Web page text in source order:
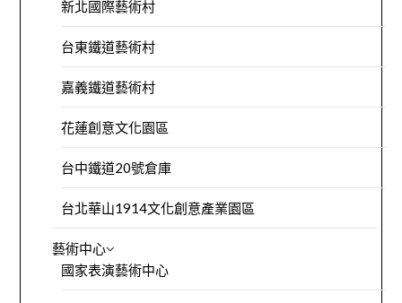
新北國際藝術村
台東鐵道藝術村
嘉義鐵道藝術村
花蓮創意文化園區
台中鐵道20號倉庫
台北華山1914文化創意產業園區
藝術中心
國家表演藝術中心